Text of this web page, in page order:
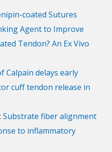
coated Sutures
Agent to Improve
Tendon? An Ex Vivo
Calpain delays early
cuff tendon release in
Substrate fiber alignment
to inflammatory